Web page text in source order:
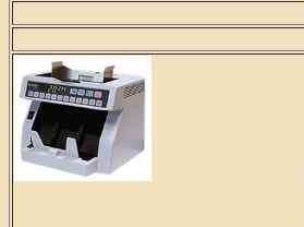
Service
Service